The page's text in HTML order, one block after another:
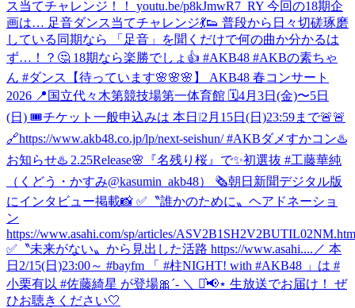
ス当てチャレンジ！！ youtu.be/p8kJmwR7_RY 今回の18期企
画は… 足音ダンス当てチャレンジ💃👟 普段から日々切磋琢磨
している同期なら 「足音」を聞くだけで何の曲か分かるは
ず…！？🤔 18期なら楽勝でしょ👍 #AKB48 #AKBの素ちゃ
ん #ダンス
【待っています🌸🌸🌸】 AKB48 春コンサート
2026 📍国立代々木第競技場第一体育館 🗓️4月3日(金)〜5日
(日) 🎟️チケット一般申込みは 本日❕2月15日(日)23:59まで🚨🚨
🔗https://www.akb48.co.jp/lp/next-seishun/ #AKBダメすかコン♨️
お知らせ♨️ 2.25Release🌸『名残り桜』で✨初選抜 #工藤華純
（くどう・かすみ@kasumin_akb48） 🗞朝日新聞デジタル版
にインタビュー掲載📸 ✅〝誰かのために〟ヘアドネーショ
ン
https://www.asahi.com/sp/articles/
✅〝未来がない〟から見出した活路 https://www.asahi.... ／ 本
日2/15(日)23:00～ #bayfm 「 #柱NIGHT! with #AKB48 」は #
小栗有以 #佐藤綺星 が登場🎀´‐ ＼ ⋆͛📢⋆ 生放送でお届け！ ぜ
ひお聴きください🤍